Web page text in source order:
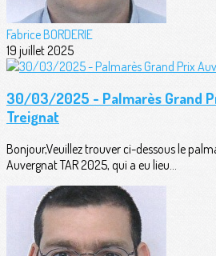
Fabrice BORDERIE
19 juillet 2025
30/03/2025 - Palmarès Grand
Treignat
Bonjour,Veuillez trouver ci-dessous le
Auvergnat TAR 2025, qui a eu lieu...